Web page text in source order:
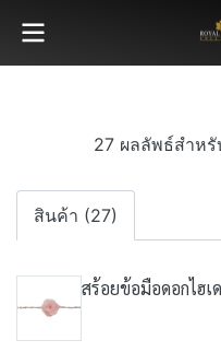
27 ผลลัพธ์สำหรั
สินค้า (27)
สร้อยข้อมือดอกไฮเ